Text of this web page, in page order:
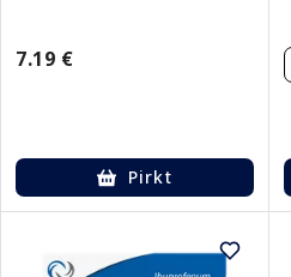
7.19 €
Pirkt